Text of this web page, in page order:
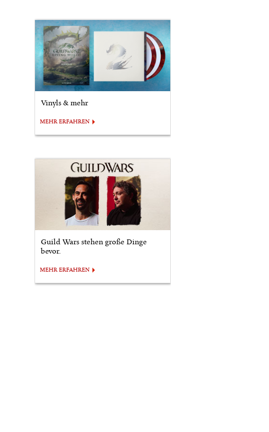
Vinyls & mehr
MEHR ERFAHREN
Guild Wars stehen große Dinge
bevor.
MEHR ERFAHREN